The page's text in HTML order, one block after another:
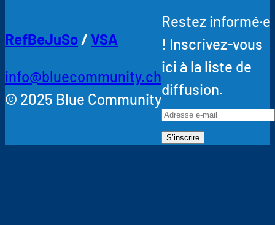
RefBeJuSo/VSA
info@bluecommunity.ch
© 2025 Blue Community
Restez informé·e
! Inscrivez-vous
ici à la liste de
diffusion.